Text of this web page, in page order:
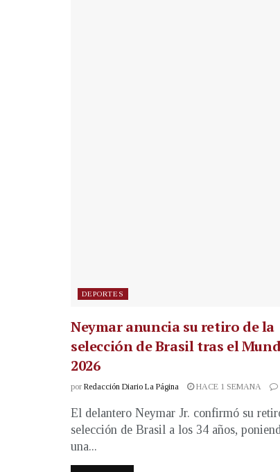
DEPORTES
Neymar anuncia su retiro de la
selección de Brasil tras el
2026
por Redacción Diario La Página HACE 1 SEMANA
El delantero Neymar Jr. confirmó su
selección de Brasil a los 34 años,
una...